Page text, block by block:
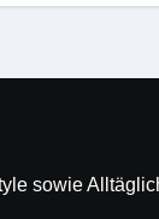
sowie